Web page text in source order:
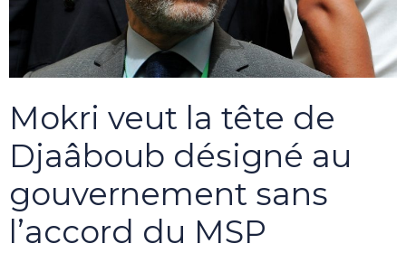
Mokri veut la tête de
Djaâboub désigné au
gouvernement sans
l’accord du MSP